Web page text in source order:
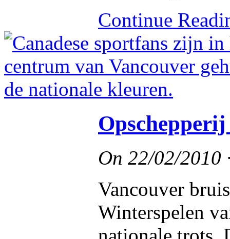
Continue
Opschepperij
On 22/02/2010
Vancouver
Winterspelen